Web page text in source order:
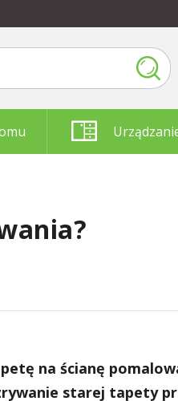
na ścianę
starej tapety